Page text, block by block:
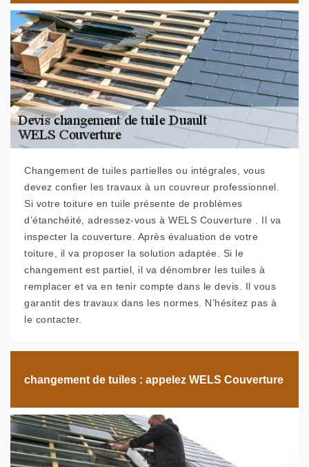
Changement de tuiles partielles ou intégrales, vous
devez confier les travaux à un couvreur professionnel.
Si votre toiture en tuile présente de problèmes
d’étanchéité, adressez-vous à WELS Couverture . Il va
inspecter la couverture. Après évaluation de votre
toiture, il va proposer la solution adaptée. Si le
changement est partiel, il va dénombrer les tuiles à
remplacer et va en tenir compte dans le devis. Il vous
garantit des travaux dans les normes. N’hésitez pas à
le contacter.
changement de tuiles : appelez WELS Couverture